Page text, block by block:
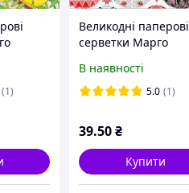
(1)
Великодні паперові
серветки Марго
18 шт
В наявності
5.0 (1)
39.50₴
Купити